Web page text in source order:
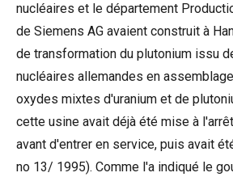
nucléaires et le département
de Siemens AG avaient construit à
de transformation du plutonium issu
nucléaires allemandes en
oxydes mixtes d'uranium et de
cette usine avait déjà été mise à
avant d'entrer en service, puis avait
no 13/ 1995). Comme l'a indiqué le